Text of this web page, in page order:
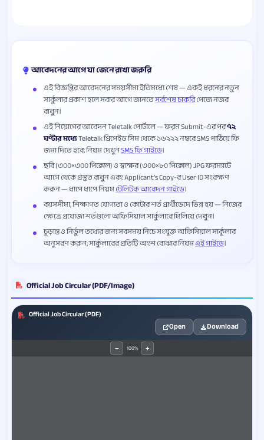
আবেদনের আগে যা জেনে রাখা জরুরি
এই বিজ্ঞপ্তির আবেদনের সময়সীমা ইতিমধ্যে শেষ — একই ধরনের নতুন
সার্কুলার প্রকাশ হলে সবার আগে জানতেসর্বশেষ চাকরিপেজে নজর
রাখুন।
এই নিয়োগের আবেদন Teletalk পোর্টালে — ফরম Submit-এর পর৭২
ঘণ্টার মধ্যেTeletalk প্রিপেইড সিম থেকে ১৬২২২ নম্বরে SMS পাঠিয়ে ফি
জমা দিতে হবে; নিয়ম দেখুনSMS ফি গাইডে।
ছবি (৩০০×৩০০ পিক্সেল) ও স্বাক্ষর (৩০০×৮০ পিক্সেল) JPG ফরম্যাটে
আগে থেকে প্রস্তুত রাখুন এবং Applicant’s Copy-র User ID সংরক্ষণ
করুন — ধাপে ধাপে নিয়মটেলিটক আবেদন গাইডে।
বয়সসীমা, শিক্ষাগত যোগ্যতা ও কোটার শর্ত প্রার্থীভেদে ভিন্ন হয় — নিজের
ক্ষেত্রে প্রযোজ্য শর্তগুলো অফিসিয়াল সার্কুলারে মিলিয়ে দেখুন।
চূড়ান্ত ও নির্ভুল তথ্যের জন্য সবসময় নিচে সংযুক্ত অফিসিয়াল সার্কুলার
অনুসরণ করুন; সার্কুলারের প্রতিটি অংশ বোঝার নিয়মএই গাইডে।
Official Job Circular (PDF/Image)
Official Job Circular (PDF)
Open Download
− 100% +